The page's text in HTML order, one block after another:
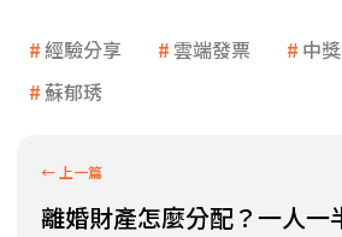
經驗分享 雲端發票 中獎
蘇郁琇
離婚財產怎麼分配？一人一